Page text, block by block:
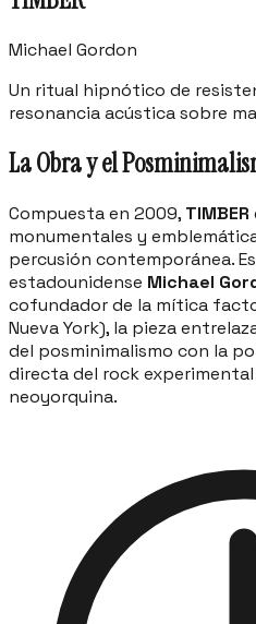
Michael Gordon
Un ritual hipnótico de
resonancia acústica sobre
La Obra y el
Compuesta en 2009, TIMBER
monumentales y
percusión contemporánea.
estadounidense Michael
cofundador de la mítica
Nueva York), la pieza
del posminimalismo con la
directa del rock
neoyorquina.